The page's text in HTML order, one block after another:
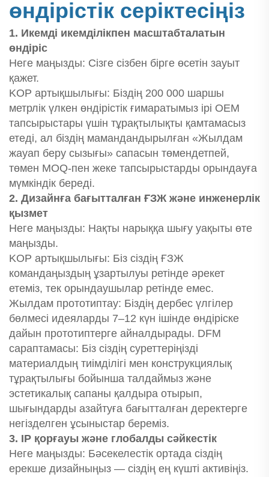
өндірістік серіктесіңіз
1. Икемді икемділікпен масштабталатын
өндіріс
Неге маңызды: Сізге сізбен бірге өсетін зауыт
қажет.
KOP артықшылығы: Біздің 200 000 шаршы
метрлік үлкен өндірістік ғимаратымыз ірі OEM
тапсырыстары үшін тұрақтылықты қамтамасыз
етеді, ал біздің мамандандырылған «Жылдам
жауап беру сызығы» сапасын төмендетпей,
төмен MOQ-пен жеке тапсырыстарды орындауға
мүмкіндік береді.
2. Дизайнға бағытталған ҒЗЖ және инженерлік
қызмет
Неге маңызды: Нақты нарыққа шығу уақыты өте
маңызды.
KOP артықшылығы: Біз сіздің ҒЗЖ
командаңыздың ұзартылуы ретінде әрекет
етеміз, тек орындаушылар ретінде емес.
Жылдам прототиптау: Біздің дербес үлгілер
бөлмесі идеяларды 7–12 күн ішінде өндіріске
дайын прототиптерге айналдырады. DFM
сараптамасы: Біз сіздің суреттеріңізді
материалдың тиімділігі мен конструкциялық
тұрақтылығы бойынша талдаймыз және
эстетикалық сапаны қалдыра отырып,
шығындарды азайтуға бағытталған деректерге
негізделген ұсыныстар береміз.
3. IP қорғауы және глобалды сәйкестік
Неге маңызды: Бәсекелестік ортада сіздің
ерекше дизайныңыз — сіздің ең күшті активіңіз.